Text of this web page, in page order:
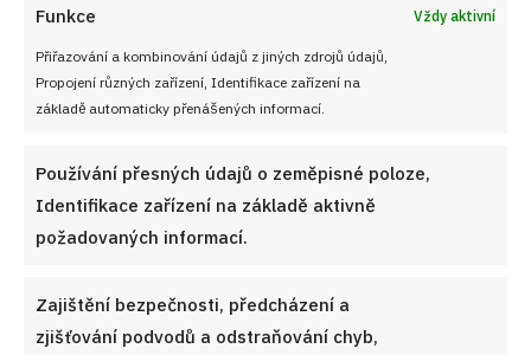
Funkce Vždy aktivní
Přiřazování a kombinování údajů z jiných zdrojů údajů,
Propojení různých zařízení, Identifikace zařízení na
základě automaticky přenášených informací.
Používání přesných údajů o zeměpisné poloze,
Identifikace zařízení na základě aktivně
požadovaných informací.
Zajištění bezpečnosti, předcházení a
zjišťování podvodů a odstraňování chyb,